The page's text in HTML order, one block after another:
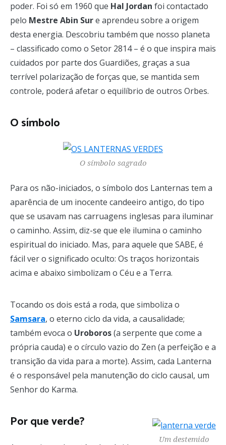
poder. Foi só em 1960 que Hal Jordan foi contactado
pelo Mestre Abin Sure aprendeu sobre a origem
desta energia. Descobriu também que nosso planeta
– classificado como o Setor 2814 – é o que inspira mais
cuidados por parte dos Guardiões, graças a sua
terrível polarização de forças que, se mantida sem
controle, poderá afetar o equilíbrio de outros Orbes.
O símbolo
O símbolo sagrado
Para os não-iniciados, o símbolo dos Lanternas tem a
aparência de um inocente candeeiro antigo, do tipo
que se usavam nas carruagens inglesas para iluminar
o caminho. Assim, diz-se que ele ilumina o caminho
espiritual do iniciado. Mas, para aquele que SABE, é
fácil ver o significado oculto: Os traços horizontais
acima e abaixo simbolizam o Céu e a Terra.
Tocando os dois está a roda, que simboliza o
Samsara, o eterno ciclo da vida, a causalidade;
também evoca o Uroboros(a serpente que come a
própria cauda) e o círculo vazio do Zen (a perfeição e a
transição da vida para a morte). Assim, cada Lanterna
é o responsável pela manutenção do ciclo causal, um
Senhor do Karma.
Um destemido
Por que verde?